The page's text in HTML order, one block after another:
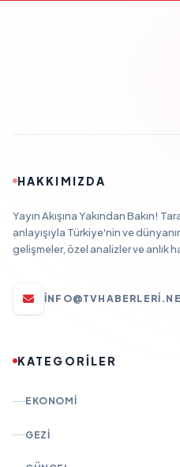
HAKKIMIZDA
Yayın Akışına Yakından Bakın!
anlayışıyla Türkiye'nin ve
gelişmeler, özel analizler ve anlık
KATEGORİLER
EKONOMI
GEZI